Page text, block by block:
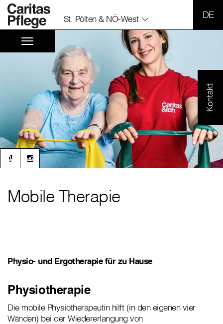
St. Pölten & NÖ-West
Kontakt
Mobile Therapie
Physio- und Ergotherapie für zu Hause
Physiotherapie
Die mobile Physiotherapeutin hilft (in den eigenen vier
Wänden) bei der Wiedererlangung von